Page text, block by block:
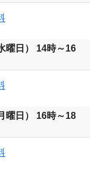
曜日） 14時～16
曜日） 16時～18